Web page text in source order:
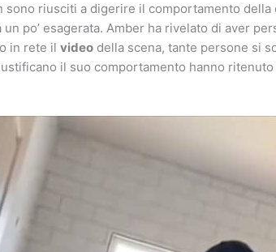
sono riusciti a digerire il comportamento della
un po’ esagerata. Amber ha rivelato di aver
in rete il video della scena, tante persone si
il suo comportamento hanno